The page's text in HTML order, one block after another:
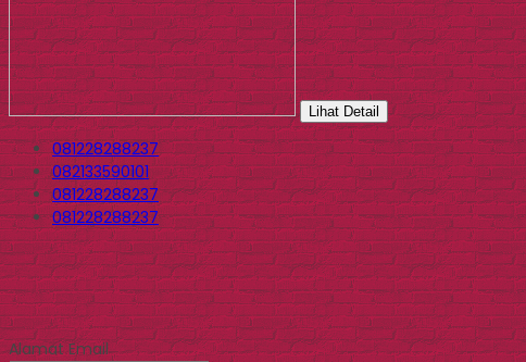
Lihat Detail
081228288237
082133590101
081228288237
081228288237
Alamat Email